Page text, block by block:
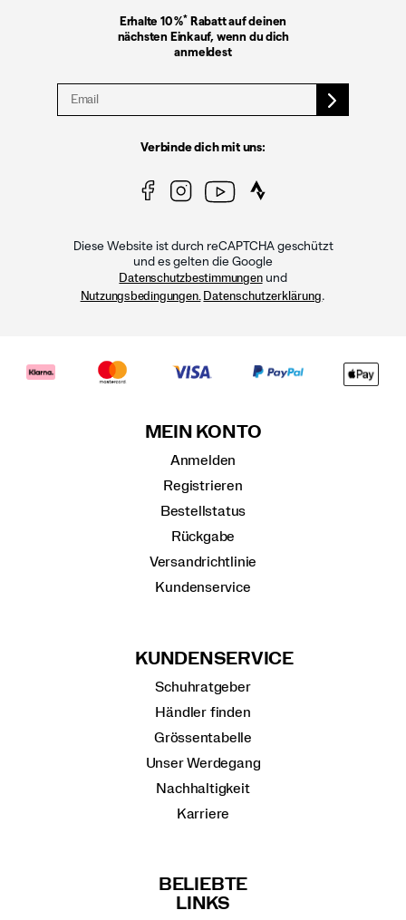
Erhalte 10 %* Rabatt auf deinen
nächsten Einkauf, wenn du dich
anmeldest
Verbinde dich mit uns:
Diese Website ist durch reCAPTCHA geschützt
und es gelten die Google
Datenschutzbestimmungenund
Nutzungsbedingungen. Datenschutzerklärung.
MEIN KONTO
Anmelden
Registrieren
Bestellstatus
Rückgabe
Versandrichtlinie
Kundenservice
KUNDENSERVICE
Schuhratgeber
Händler finden
Grössentabelle
Unser Werdegang
Nachhaltigkeit
Karriere
BELIEBTE
LINKS